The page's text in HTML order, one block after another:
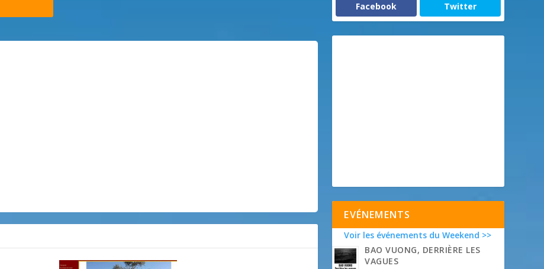
Facebook Twitter
EVÉNEMENTS
Voir les événements du Weekend >>
BAO VUONG, DERRIÈRE LES
VAGUES